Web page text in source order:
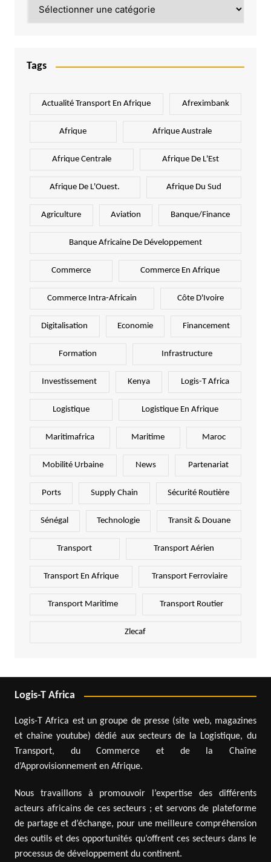
Tags
Actualité Transport En Afrique Afreximbank
Afrique Afrique Australe
Afrique Centrale Afrique De L'Est
Afrique De L'Ouest. Afrique Du Sud
Agriculture Aviation Banque/Finance
Banque Africaine De Développement
Commerce Commerce En Afrique
Commerce Intra-Africain Côte D'Ivoire
Digitalisation Economie Financement
Formation Infrastructure
Investissement Kenya Logis-T Africa
Logistique Logistique En Afrique
Maritimafrica Maritime Maroc
Mobilité Urbaine News Partenariat
Ports Supply Chain Sécurité Routière
Sénégal Technologie Transit & Douane
Transport Transport Aérien
Transport En Afrique Transport Ferroviaire
Transport Maritime Transport Routier
Zlecaf
Logis-T Africa
Logis-T Africa est un groupe de presse (site web, magazines
et chaîne youtube) dédié aux secteurs de la Logistique, du
Transport, du Commerce et de la Chaîne
d’Approvisionnement en Afrique.
Nous travaillons à promouvoir l’expertise des différents
acteurs africains de ces secteurs ; et servons de plateforme
de partage et d’échange, pour une meilleure compréhension
des outils et des opportunités qu’offrent ces secteurs dans le
processus de développement du continent.